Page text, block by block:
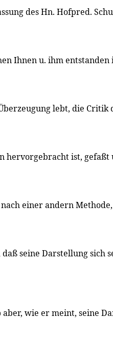
des Hn. Hofpred.
Ihnen u. ihm entstanden
lebt, die
hervorgebracht ist, gefaßt
einer andern
daß seine Darstellung sich
wie er meint, seine